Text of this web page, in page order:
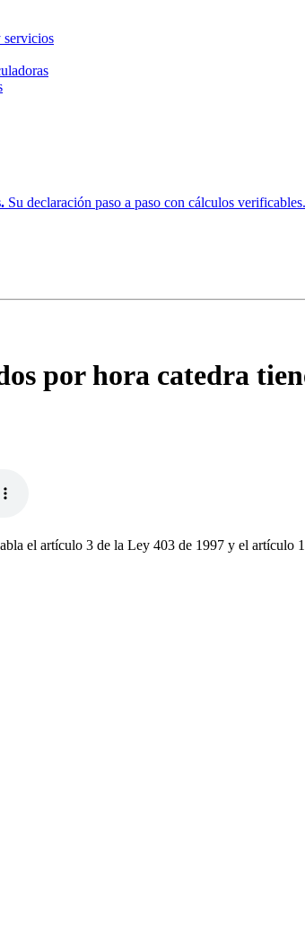
servicios
Su declaración paso a paso con cálculos verificables.
por hora catedra
el artículo 3 de la Ley 403 de 1997 y el artículo